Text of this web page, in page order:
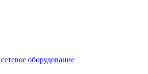
оборудование